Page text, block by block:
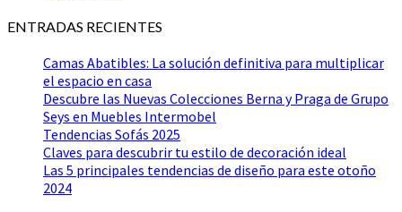
ENTRADAS RECIENTES
Camas Abatibles: La solución definitiva para multiplicar
el espacio en casa
Descubre las Nuevas Colecciones Berna y Praga de Grupo
Seys en Muebles Intermobel
Tendencias Sofás 2025
Claves para descubrir tu estilo de decoración ideal
Las 5 principales tendencias de diseño para este otoño
2024